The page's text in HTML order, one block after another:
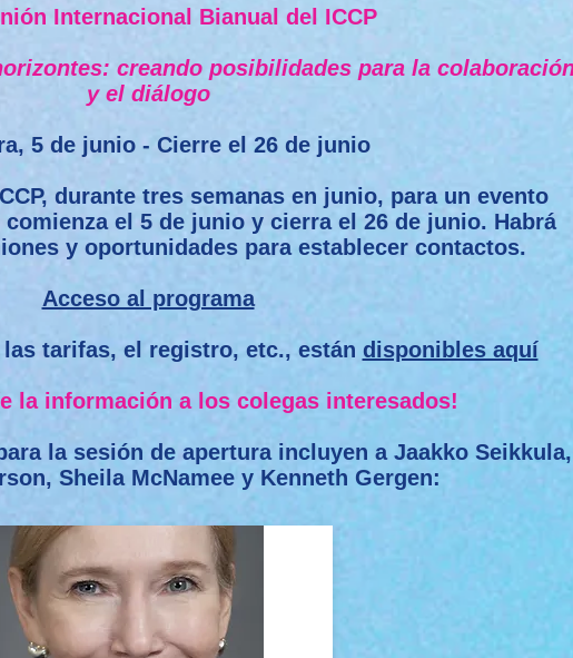
Internacional Bianual del ICCP
creando posibilidades para la
y el diálogo
5 de junio - Cierre el 26 de junio
durante tres semanas en junio, para un evento
el 5 de junio y cierra el 26 de junio. Habrá
y oportunidades para establecer contactos.
Acceso al programa
tarifas, el registro, etc., están disponibles aquí
la información a los colegas interesados!
la sesión de apertura incluyen a Jaakko Seikkula,
Sheila McNamee y Kenneth Gergen: